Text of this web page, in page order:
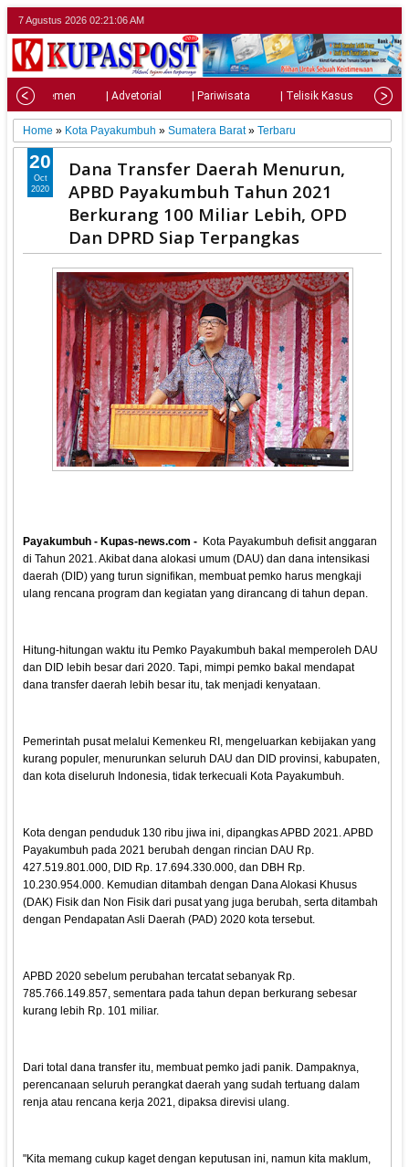
7 Agustus 2026 02:21:07 AM
| Parlemen | Advetorial | Pariwisata | Telisik Kasus |
Home » Kota Payakumbuh »Sumatera Barat»Terbaru
Dana Transfer Daerah Menurun,
APBD Payakumbuh Tahun 2021
Berkurang 100 Miliar Lebih, OPD
Dan DPRD Siap Terpangkas
Payakumbuh - Kupas-news.com - Kota Payakumbuh defisit anggaran
di Tahun 2021. Akibat dana alokasi umum (DAU) dan dana intensikasi
daerah (DID) yang turun signifikan, membuat pemko harus mengkaji
ulang rencana program dan kegiatan yang dirancang di tahun depan.
Hitung-hitungan waktu itu Pemko Payakumbuh bakal memperoleh DAU
dan DID lebih besar dari 2020. Tapi, mimpi pemko bakal mendapat
dana transfer daerah lebih besar itu, tak menjadi kenyataan.
Pemerintah pusat melalui Kemenkeu RI, mengeluarkan kebijakan yang
kurang populer, menurunkan seluruh DAU dan DID provinsi, kabupaten,
dan kota diseluruh Indonesia, tidak terkecuali Kota Payakumbuh.
Kota dengan penduduk 130 ribu jiwa ini, dipangkas APBD 2021. APBD
Payakumbuh pada 2021 berubah dengan rincian DAU Rp.
427.519.801.000, DID Rp. 17.694.330.000, dan DBH Rp.
10.230.954.000. Kemudian ditambah dengan Dana Alokasi Khusus
(DAK) Fisik dan Non Fisik dari pusat yang juga berubah, serta ditambah
dengan Pendapatan Asli Daerah (PAD) 2020 kota tersebut.
APBD 2020 sebelum perubahan tercatat sebanyak Rp.
785.766.149.857, sementara pada tahun depan berkurang sebesar
kurang lebih Rp. 101 miliar.
Dari total dana transfer itu, membuat pemko jadi panik. Dampaknya,
perencanaan seluruh perangkat daerah yang sudah tertuang dalam
renja atau rencana kerja 2021, dipaksa direvisi ulang.
"Kita memang cukup kaget dengan keputusan ini, namun kita maklum,
20
Oct
2020